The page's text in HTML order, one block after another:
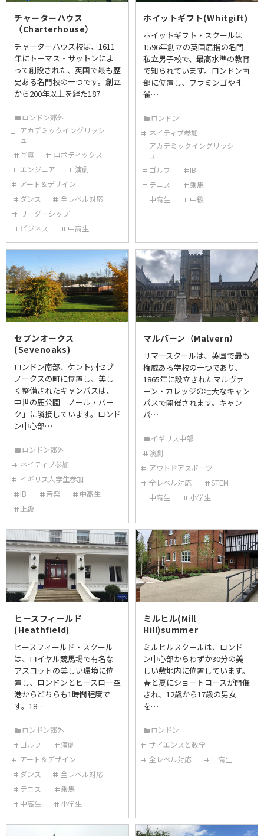
チャーターハウス
（Charterhouse）
チャーターハウス校は、1611
年にトーマス・サットンによ
って創設された、英国で最も歴
史ある名門校の一つです。創立
から200年以上を経た187…
ロンドン郊外
アカデミックイングリッシ
ュ
写真
ロボティックス
エンジニア
演劇
アート＆デザイン
ダンス
全レベル対応
リーダーシップ
ビジネス
中高生
ホイットギフト(Whitgift)
ホイットギフト・スクールは
1596年創立の英国屈指の名門
私立男子校で、最高水準の教育
で知られています。ロンドン南
部に位置し、フラミンゴや孔
雀…
ロンドン
ネイティブ参加
アカデミックイングリッシ
ュ
ゴルフ
IB
テニス
乗馬
中高生
中級
セブンオークス
(Sevenoaks)
ロンドン南部、ケント州セブ
ノークスの町に位置し、美し
く整備されたキャンパスは、
中世の鹿公園「ノール・パー
ク」に隣接しています。ロンド
ン中心部…
ロンドン郊外
ネイティブ参加
イギリス人学生参加
IB
音楽
中高生
上級
マルバーン（Malvern）
サマースクールは、英国で最も
権威ある学校の一つであり、
1865年に設立されたマルヴァ
ーン・カレッジの壮大なキャン
パスで開催されます。キャン
パ…
イギリス中部
演劇
アウトドアスポーツ
全レベル対応
STEM
中高生
小学生
ヒースフィールド
(Heathfield)
ヒースフィールド・スクール
は、ロイヤル競馬場で有名な
アスコットの美しい環境に位
置し、ロンドンとヒースロー空
港からどちらも1時間程度で
す。18…
ロンドン郊外
ゴルフ
演劇
アート＆デザイン
ダンス
全レベル対応
テニス
乗馬
中高生
小学生
ミルヒル(Mill
Hill)summer
ミルヒルスクールは、ロンド
ン中心部からわずか30分の美
しい敷地内に位置しています。
春と夏にショートコースが開催
され、12歳から17歳の男女
を…
ロンドン
サイエンスと数学
全レベル対応
中高生